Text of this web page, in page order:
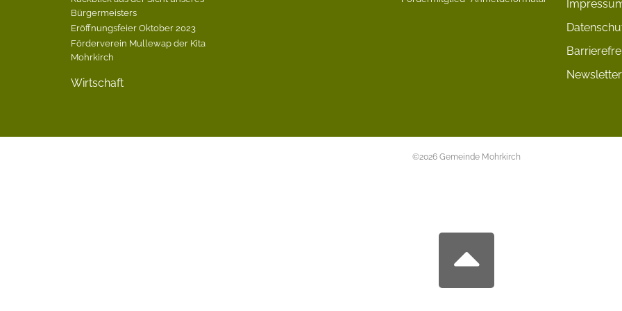
Bürgermeisters
Eröffnungsfeier Oktober 2023
Förderverein Mullewap der Kita
Mohrkirch
Wirtschaft
Newsletter
©2026 Gemeinde Mohrkirch